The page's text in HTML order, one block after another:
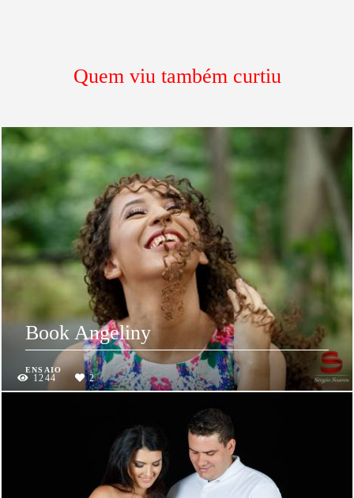
Quem viu também curtiu
Book Angeliny
ENSAIO
1244 2